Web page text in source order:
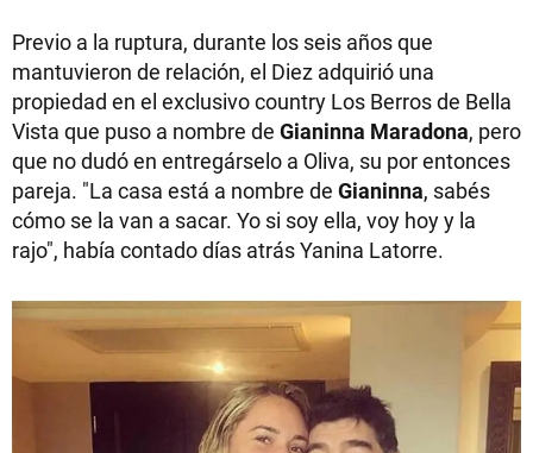
Previo a la ruptura, durante los seis años que
mantuvieron de relación, el Diez adquirió una
propiedad en el exclusivo country Los Berros de Bella
Vista que puso a nombre de Gianinna Maradona, pero
que no dudó en entregárselo a Oliva, su por entonces
pareja. "La casa está a nombre de Gianinna, sabés
cómo se la van a sacar. Yo si soy ella, voy hoy y la
rajo", había contado días atrás Yanina Latorre.